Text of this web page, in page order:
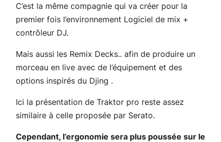
C’est la même compagnie qui va créer pour la
premier fois l’environnement Logiciel de mix +
contrôleur DJ.
Mais aussi les Remix Decks.. afin de produire un
morceau en live avec de l’équipement et des
options inspirés du Djing .
Ici la présentation de Traktor pro reste assez
similaire à celle proposée par Serato.
Cependant, l’ergonomie sera plus poussée sur le